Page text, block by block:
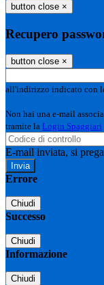
button close ×
Recupero
button close ×
all'indirizzo indicato con
Non hai una e-mail
tramite la Login Spaggiari
E-mail inviata, si
Errore
Chiudi
Successo
Chiudi
Informazione
Chiudi